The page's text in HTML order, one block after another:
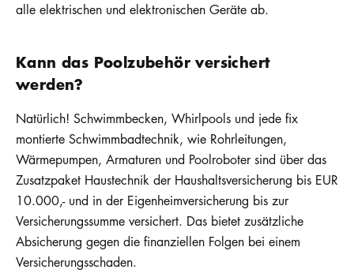
alle elektrischen und elektronischen Geräte ab.
Kann das Poolzubehör versichert
werden?
Natürlich! Schwimmbecken, Whirlpools und jede fix
montierte Schwimmbadtechnik, wie Rohrleitungen,
Wärmepumpen, Armaturen und Poolroboter sind über das
Zusatzpaket Haustechnik der Haushaltsversicherung bis EUR
10.000,- und in der Eigenheimversicherung bis zur
Versicherungssumme versichert. Das bietet zusätzliche
Absicherung gegen die finanziellen Folgen bei einem
Versicherungsschaden.